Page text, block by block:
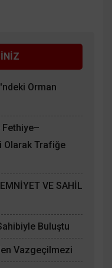
Orman
Fethiye–
Olarak Trafiğe
VE SAHİL
Buluştu
Vazgeçilmezi